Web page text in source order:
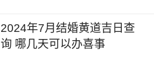
2024年7月结婚黄道吉日查
询 哪几天可以办喜事